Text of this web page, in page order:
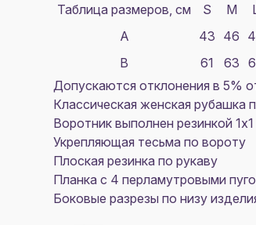
Таблица размеров, см S M
A
43 46
B
61 63
Допускаются отклонения в 5%
Классическая женская рубашка
Воротник выполнен резинкой 1х1
Укрепляющая тесьма по вороту
Плоская резинка по рукаву
Планка с 4 перламутровыми
Боковые разрезы по низу